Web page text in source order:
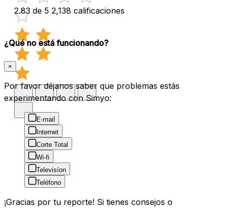
2.83 de 5 2,138 calificaciones
¿Qué no está funcionando?
×
Por favor déjanos saber que problemas estás
experimentando con Simyo:
E-mail
Internet
Corte Total
Wi-fi
Televisíon
Teléfono
¡Gracias por tu reporte! Si tienes consejos o